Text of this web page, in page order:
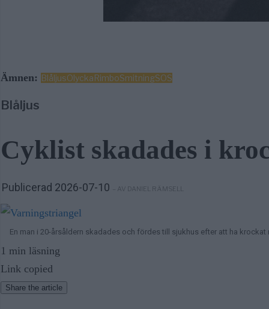
Ämnen: BlåljusOlyckaRimboSmitningSOS
Blåljus
Cyklist skadades i
Publicerad 2026-07-10 – AV DANIEL RÄMSELL
En man i 20-årsåldern skadades och fördes till sjukhus efter att ha
1 min läsning
Link copied
Share the article